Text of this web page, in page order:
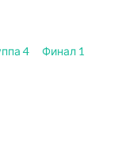
4
Финал 1